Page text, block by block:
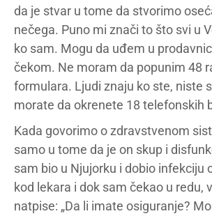
da je stvar u tome da stvorimo
nečega. Puno mi znači to što svi u
ko sam. Mogu da uđem u
čekom. Ne moram da popunim 48
formulara. Ljudi znaju ko ste, niste
morate da okrenete 18 telefonskih
Kada govorimo o zdravstvenom
samo u tome da je on skup i
sam bio u Njujorku i dobio infekciju
kod lekara i dok sam čekao u redu,
natpise: „Da li imate osiguranje?